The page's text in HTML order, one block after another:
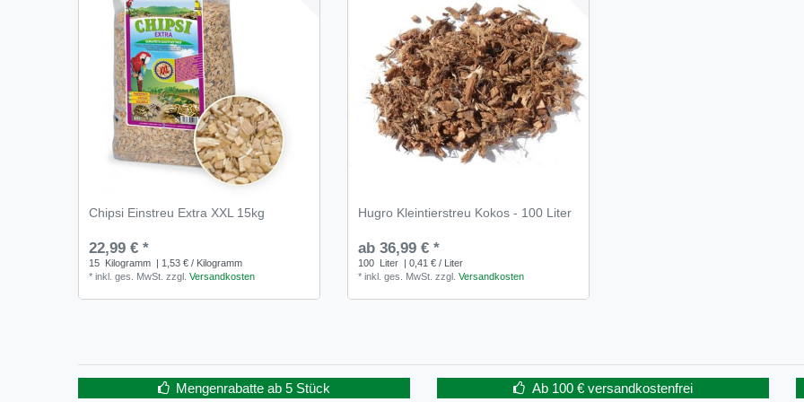
Chipsi Einstreu Extra XXL 15kg
22,99 € *
15 Kilogramm | 1,53 € / Kilogramm
*inkl. ges. MwSt. zzgl.Versandkosten
Hugro Kleintierstreu Kokos - 100 Liter
ab 36,99 € *
100 Liter | 0,41 € / Liter
*inkl. ges. MwSt. zzgl.Versandkosten
Mengenrabatte ab 5 Stück Ab 100 € versandkostenfrei